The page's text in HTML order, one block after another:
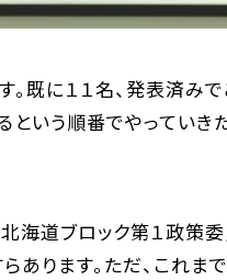
に１１名、発表済み
いう順番でやってい
海道ブロック第１政策
ります。ただ、これま